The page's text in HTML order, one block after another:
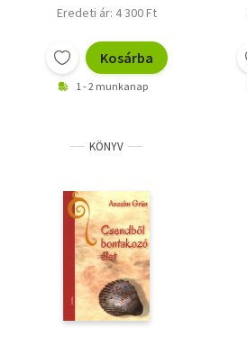
Eredeti ár: 4 300 Ft
Kosárba
1 - 2 munkanap
KÖNYV